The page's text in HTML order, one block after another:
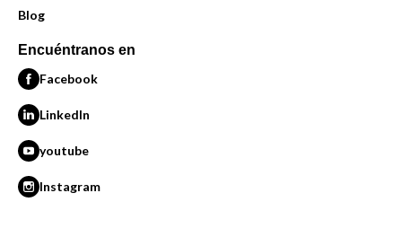
Blog
Encuéntranos en
Facebook
LinkedIn
youtube
Instagram